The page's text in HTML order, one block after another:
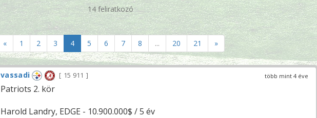
14 feliratkozó
« 1 2 3 4 5 6 7 8 ... 20 21 »
több mint 4 éve
vassadi 15 911
Patriots 2. kör
Harold Landry, EDGE - 10.900.000$ / 5 év